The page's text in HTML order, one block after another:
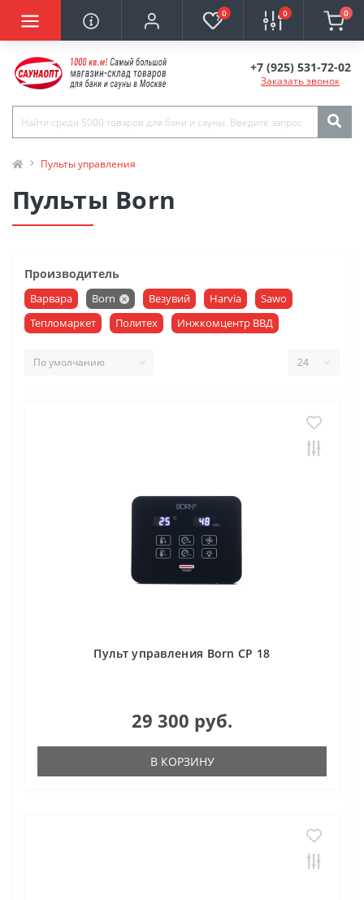
0 0 0
+7 (925) 531-72-02
Заказать звонок
Пульты управления
Пульты Born
Производитель
Варвара Born Везувий Harvia
Sawo
Тепломаркет
Политех Инжкомцентр ВВД
Пульт управления Born CP 18
29 300 руб.
В КОРЗИНУ